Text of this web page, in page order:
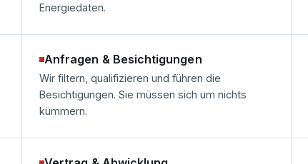
Energiedaten.
Anfragen & Besichtigungen
Wir filtern, qualifizieren und führen die
Besichtigungen. Sie müssen sich um nichts
kümmern.